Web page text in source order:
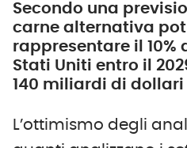
Secondo una
carne alternativa
rappresentare il 10%
Stati Uniti entro il
140 miliardi di dollari
L’ottimismo degli